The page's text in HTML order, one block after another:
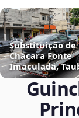
Substituição de
Chácara Fonte
Imaculada,